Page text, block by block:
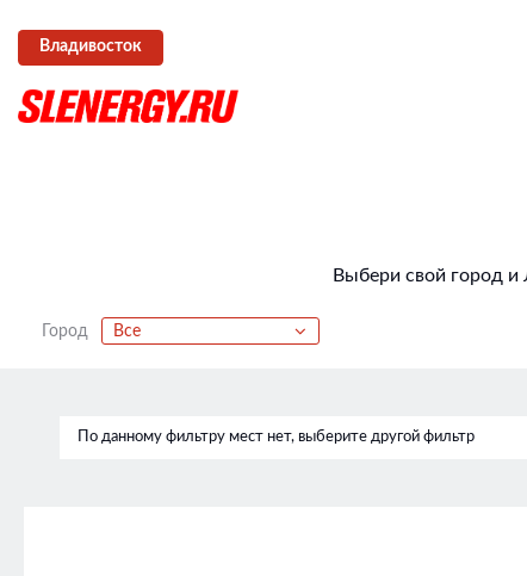
Владивосток
Выбери свой город
Город Все
По данному фильтру мест нет, выберите другой фильтр